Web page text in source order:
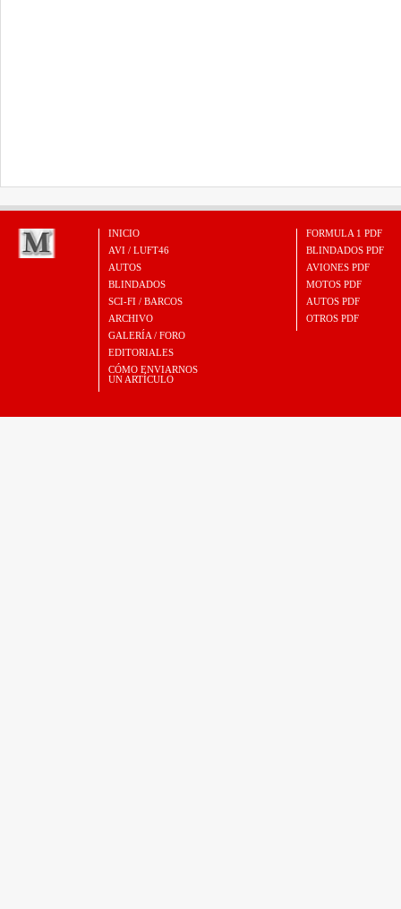
INICIO
AVI / LUFT46
AUTOS
BLINDADOS
SCI-FI / BARCOS
ARCHIVO
GALERÍA / FORO
EDITORIALES
CÓMO ENVIARNOS
UN ARTÍCULO
FORMULA 1 PDF
BLINDADOS PDF
AVIONES PDF
MOTOS PDF
AUTOS PDF
OTROS PDF